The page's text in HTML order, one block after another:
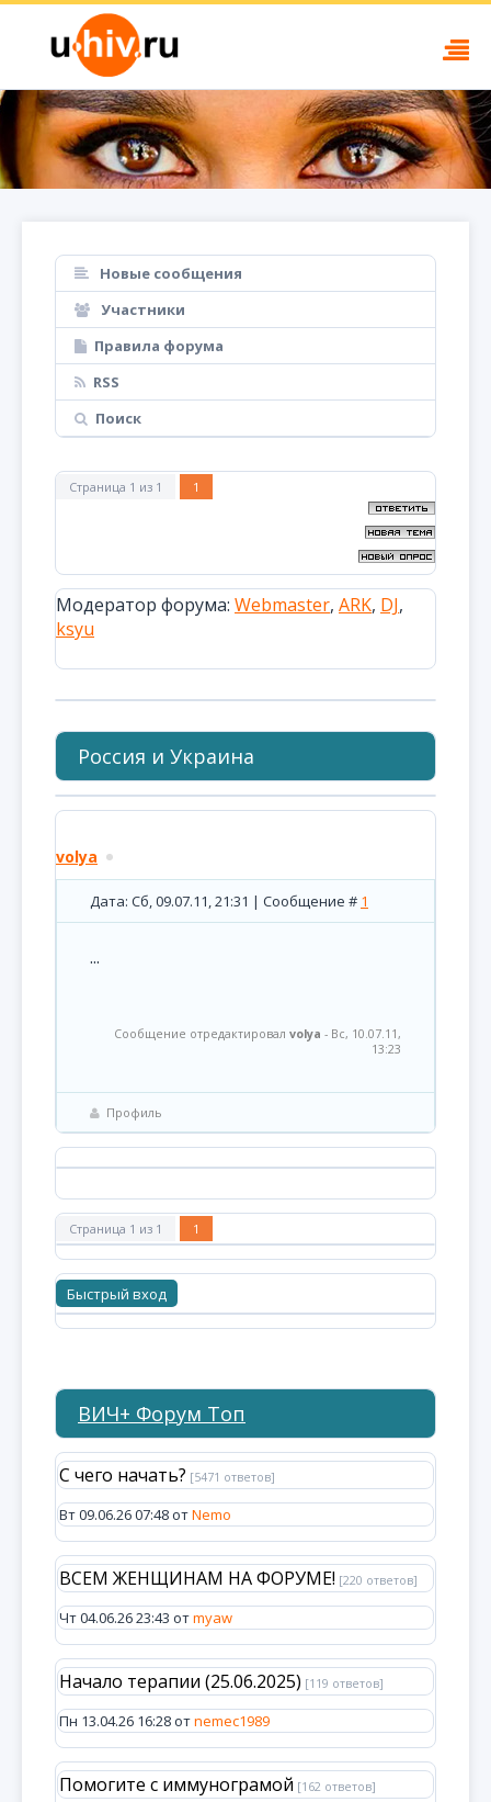
Новые сообщения
Участники
Правила форума
RSS
Поиск
Страница 1 из 1 1
Модератор форума: Webmaster, ARK, DJ,
ksyu
Россия и Украина
volya
Дата: Сб, 09.07.11, 21:31 | Сообщение # 1
...
Сообщение отредактировал volya - Вс, 10.07.11,
13:23
Профиль
Страница 1 из 1 1
ВИЧ+ Форум Топ
С чего начать? [5471 ответов]
Вт 09.06.26 07:48 отNemo
ВСЕМ ЖЕНЩИНАМ НА ФОРУМЕ! [220 ответов]
Чт 04.06.26 23:43 отmyaw
Начало терапии (25.06.2025) [119 ответов]
Пн 13.04.26 16:28 отnemec1989
Помогите с иммунограмой [162 ответов]